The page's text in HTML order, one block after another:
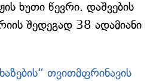
ხუთი წევრი. დაშვების
შედეგად 38 ადამიანი
თვითმფრინავის